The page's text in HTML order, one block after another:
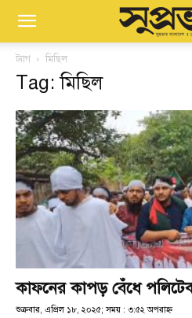
ট্যাগ মিছিল
Tag: মিছিল
কাফনের কাপড় বেঁধে
শুক্রবার, এপ্রিল ১৮, ২০২৫; সময় : ৩:৫২ অপরাহ্ণ